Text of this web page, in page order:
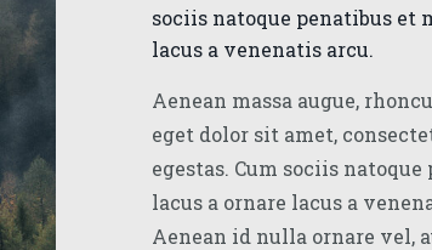
sociis natoque penatibus et
lacus a venenatis arcu.
Aenean massa augue,
eget dolor sit amet,
egestas. Cum sociis
lacus a ornare lacus a
Aenean id nulla ornare vel,